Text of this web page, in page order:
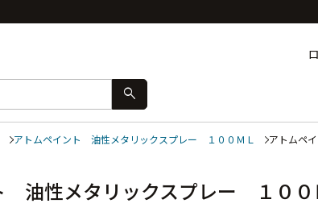
search
アトムペイント 油性メタリックスプレー １００ＭＬ アトムペ
油性メタリックスプレー １０